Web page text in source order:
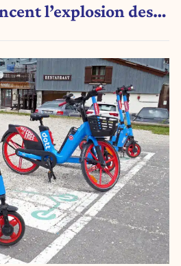
l’explosion des